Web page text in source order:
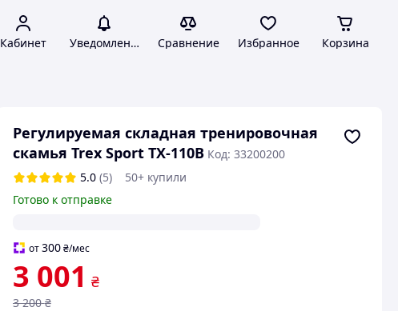
Кабинет Уведомления Сравнение Избранное Корзина
Регулируемая складная тренировочная
скамья Trex Sport TX-110B Код: 33200200
5.0 (5)
50+ купили
Готово к отправке
от300 ₴/мес
3 001 ₴
3 200 ₴